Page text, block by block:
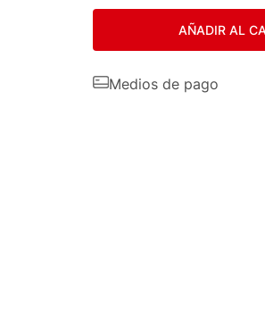
AÑADIR AL
Medios de pago